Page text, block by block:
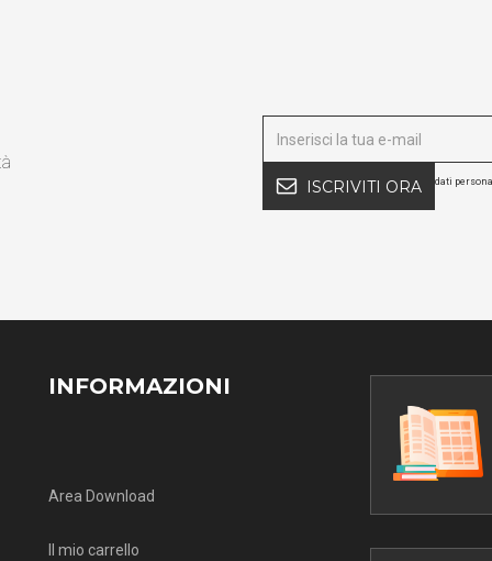
ISCRIVITI ORA dati
INFORMAZIONI
Area Download
Il mio carrello